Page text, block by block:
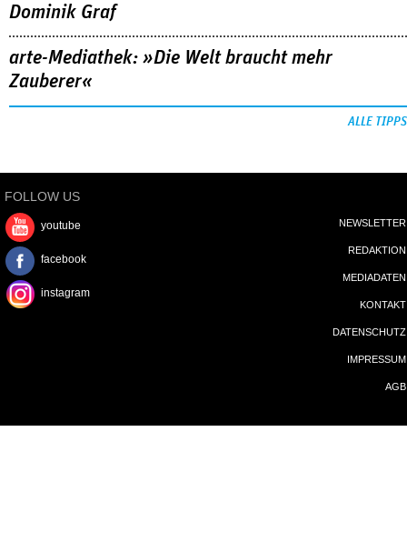
Dominik Graf
arte-Mediathek: »Die Welt braucht mehr
Zauberer«
ALLE TIPPS
FOLLOW US
youtube
facebook
instagram
NEWSLETTER
REDAKTION
MEDIADATEN
KONTAKT
DATENSCHUTZ
IMPRESSUM
AGB